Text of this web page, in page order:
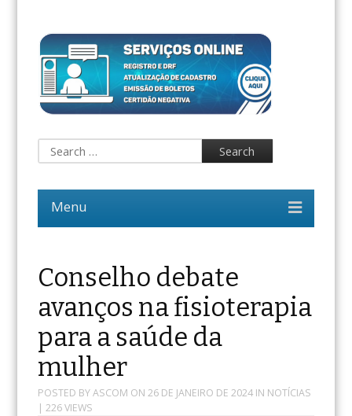
Conselho debate
avanços na fisioterapia
para a saúde da
mulher
POSTED BYASCOM ON 26 DE JANEIRO DE 2024IN NOTÍCIAS
| 226 VIEWS